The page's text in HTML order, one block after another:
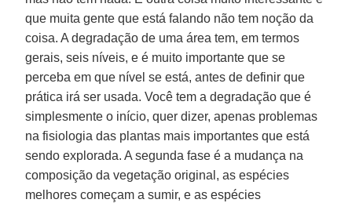
que muita gente que está falando não tem noção da
coisa. A degradação de uma área tem, em termos
gerais, seis níveis, e é muito importante que se
perceba em que nível se está, antes de definir que
prática irá ser usada. Você tem a degradação que é
simplesmente o início, quer dizer, apenas problemas
na fisiologia das plantas mais importantes que está
sendo explorada. A segunda fase é a mudança na
composição da vegetação original, as espécies
melhores começam a sumir, e as espécies